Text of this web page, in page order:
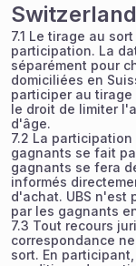
7.1 Le tirage au
participation. La
séparément pour
domiciliées en
participer au tirage
le droit de limiter
d'âge.
7.2 La
gagnants se fait
gagnants se fera
informés
d'achat. UBS n'est
par les gagnants
7.3 Tout recours
correspondance
sort. En